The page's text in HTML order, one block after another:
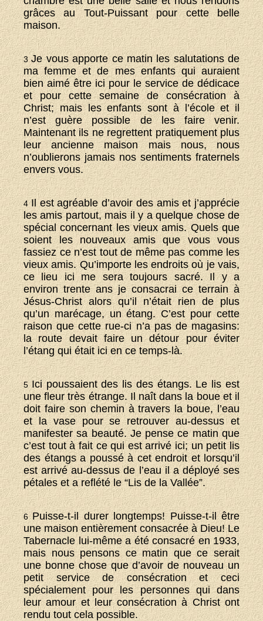
grâces au Tout-Puissant pour cette belle
maison.
3Je vous apporte ce matin les salutations de
ma femme et de mes enfants qui auraient
bien aimé être ici pour le service de dédicace
et pour cette semaine de consécration à
Christ; mais les enfants sont à l’école et il
n’est guère possible de les faire venir.
Maintenant ils ne regrettent pratiquement plus
leur ancienne maison mais nous, nous
n’oublierons jamais nos sentiments fraternels
envers vous.
4Il est agréable d’avoir des amis et j’apprécie
les amis partout, mais il y a quelque chose de
spécial concernant les vieux amis. Quels que
soient les nouveaux amis que vous vous
fassiez ce n’est tout de même pas comme les
vieux amis. Qu’importe les endroits où je vais,
ce lieu ici me sera toujours sacré. Il y a
environ trente ans je consacrai ce terrain à
Jésus-Christ alors qu’il n’était rien de plus
qu’un marécage, un étang. C’est pour cette
raison que cette rue-ci n’a pas de magasins:
la route devait faire un détour pour éviter
l’étang qui était ici en ce temps-là.
5Ici poussaient des lis des étangs. Le lis est
une fleur très étrange. Il naît dans la boue et il
doit faire son chemin à travers la boue, l’eau
et la vase pour se retrouver au-dessus et
manifester sa beauté. Je pense ce matin que
c’est tout à fait ce qui est arrivé ici; un petit lis
des étangs a poussé à cet endroit et lorsqu’il
est arrivé au-dessus de l’eau il a déployé ses
pétales et a reflété le “Lis de la Vallée”.
6Puisse-t-il durer longtemps! Puisse-t-il être
une maison entièrement consacrée à Dieu! Le
Tabernacle lui-même a été consacré en 1933,
mais nous pensons ce matin que ce serait
une bonne chose que d’avoir de nouveau un
petit service de consécration et ceci
spécialement pour les personnes qui dans
leur amour et leur consécration à Christ ont
rendu tout cela possible.